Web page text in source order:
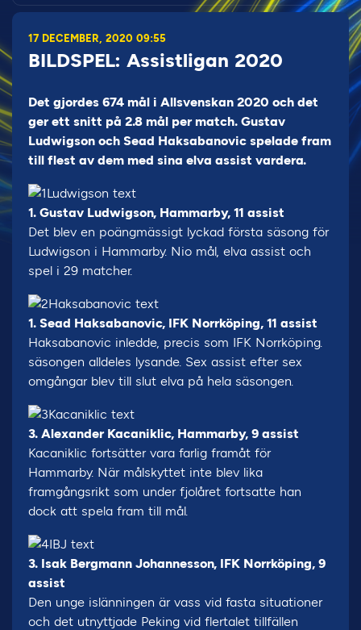
17 DECEMBER, 2020 09:55
BILDSPEL: Assistligan 2020
Det gjordes 674 mål i Allsvenskan 2020 och det
ger ett snitt på 2.8 mål per match. Gustav
Ludwigson och Sead Haksabanovic spelade fram
till flest av dem med sina elva assist vardera.
1. Gustav Ludwigson, Hammarby, 11 assist
Det blev en poängmässigt lyckad första säsong för
Ludwigson i Hammarby. Nio mål, elva assist och
spel i 29 matcher.
1. Sead Haksabanovic, IFK Norrköping, 11 assist
Haksabanovic inledde, precis som IFK Norrköping.
säsongen alldeles lysande. Sex assist efter sex
omgångar blev till slut elva på hela säsongen.
3. Alexander Kacaniklic, Hammarby, 9 assist
Kacaniklic fortsätter vara farlig framåt för
Hammarby. När målskyttet inte blev lika
framgångsrikt som under fjolåret fortsatte han
dock att spela fram till mål.
3. Isak Bergmann Johannesson, IFK Norrköping, 9
assist
Den unge islänningen är vass vid fasta situationer
och det utnyttjade Peking vid flertalet tillfällen